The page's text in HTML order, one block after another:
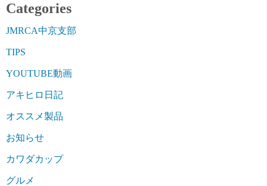
Categories
JMRCA中京支部
TIPS
YOUTUBE動画
アキヒロ日記
オススメ製品
お知らせ
カワダカップ
グルメ